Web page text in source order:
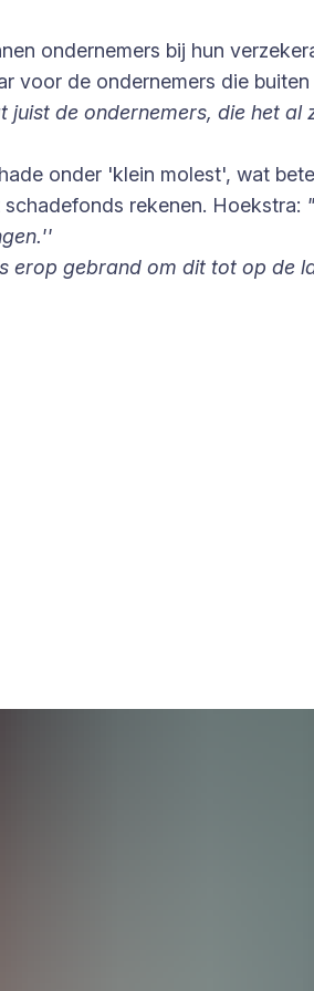
ondernemers bij hun
voor de ondernemers die
juist de ondernemers, die het al
onder 'klein molest', wat
rekenen. Hoekstra:
erop gebrand om dit tot op de